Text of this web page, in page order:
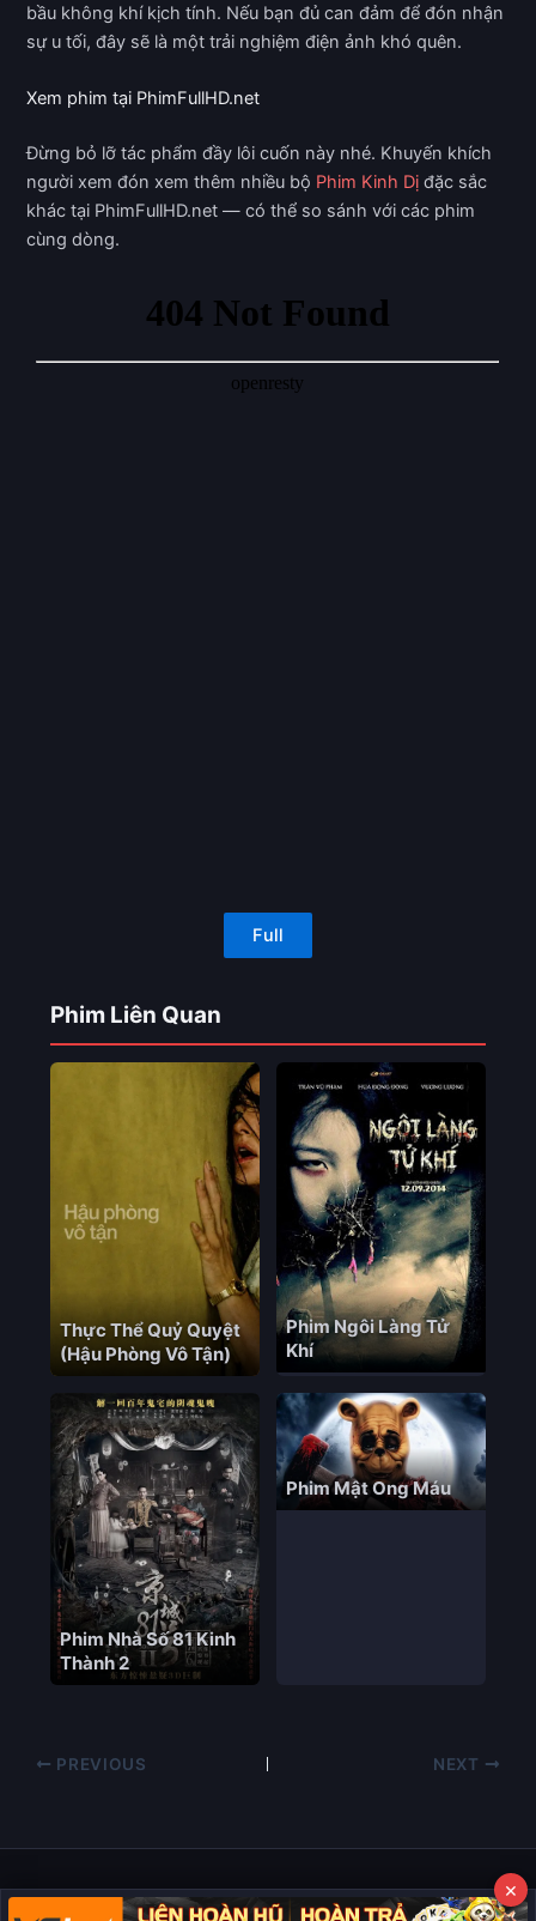
bầu không khí kịch tính. Nếu bạn đủ can đảm để đón nhận
sự u tối, đây sẽ là một trải nghiệm điện ảnh khó quên.
Xem phim tại PhimFullHD.net
Đừng bỏ lỡ tác phẩm đầy lôi cuốn này nhé. Khuyến khích
người xem đón xem thêm nhiều bộ Phim Kinh Dị đặc sắc
khác tại PhimFullHD.net — có thể so sánh với các phim
cùng dòng.
Full
Phim Liên Quan
Thực Thể Quỷ Quyệt
(Hậu Phòng Vô Tận)
Phim Ngôi Làng Tử
Khí
Phim Nhà Số 81 Kinh
Thành 2
Phim Mật Ong Máu
PREVIOUS NEXT
Copyright © 2026 Phim Full HD
×